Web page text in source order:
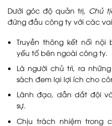
Dưới góc độ quản trị, Chủ
đứng đầu công ty với các
Truyền thông kết nối
yếu tố bên ngoài công ty.
Là người chủ trì, ra
sách đem lại lợi ích cho
Lãnh đạo, dẫn dắt đội
sự.
Chịu trách nhiệm trong